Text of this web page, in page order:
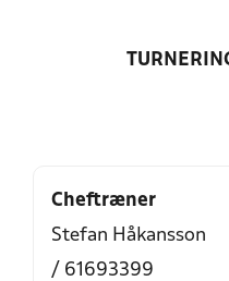
Cheftræner
Stefan Håkansson
/ 61693399